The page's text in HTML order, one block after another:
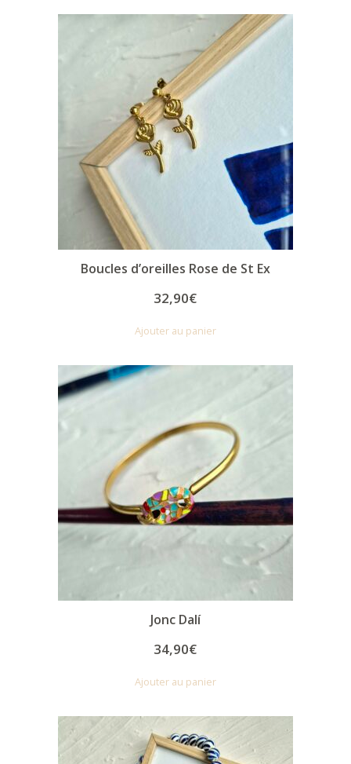
on
client
Boucles d’oreilles Rose de St Ex
32,90€
Ajouter au panier
Jonc Dalí
34,90€
Ajouter au panier